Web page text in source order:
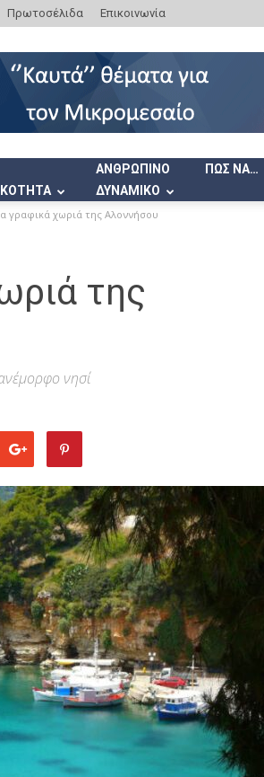
Πρωτοσέλιδα Επικοινωνία
ΑΝΘΡΩΠΙΝΟ
ΔΥΝΑΜΙΚΟ
ΠΩΣ ΝΑ…
γραφικά χωριά της Αλοννήσου
της
νησί